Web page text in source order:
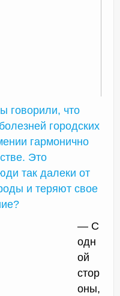
говорили, что
городских
гармонично
Это
так далеки от
и теряют свое
— С
одн
ой
стор
оны,